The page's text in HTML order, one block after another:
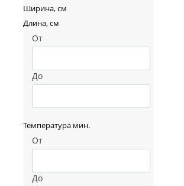
Ширина, см
Длина, см
От
До
Температура мин.
От
До